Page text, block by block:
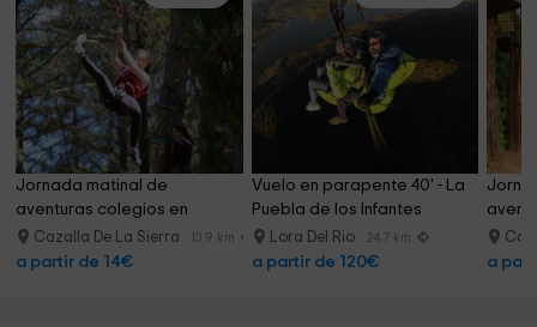
Jornada matinal de
aventuras colegios en
Cazalla
Cazalla De La Sierra 13.9 km
a partir de 14€
Vuelo en parapente 40' - La
Puebla de los Infantes
Lora Del Rio 24.7 km
a partir de 120€ a